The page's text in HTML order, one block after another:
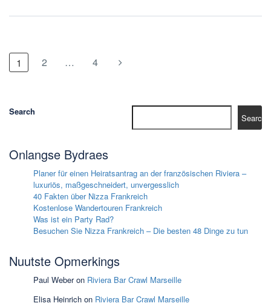
1 2 … 4
Search
Search
Onlangse Bydraes
Planer für einen Heiratsantrag an der französischen Riviera –
luxuriös, maßgeschneidert, unvergesslich
40 Fakten über Nizza Frankreich
Kostenlose Wandertouren Frankreich
Was ist ein Party Rad?
Besuchen Sie Nizza Frankreich – Die besten 48 Dinge zu tun
Nuutste Opmerkings
Paul Weberon Riviera Bar Crawl Marseille
Elisa Heinrich on Riviera Bar Crawl Marseille